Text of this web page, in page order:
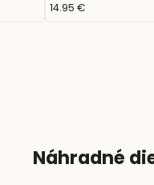
14.95 €
Náhradné